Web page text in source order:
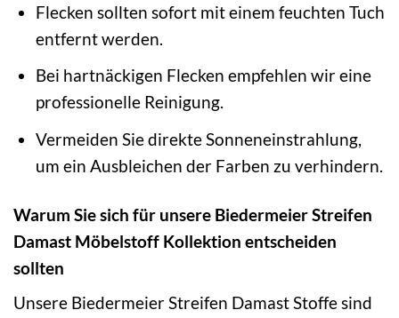
Flecken sollten sofort mit einem feuchten Tuch
entfernt werden.
Bei hartnäckigen Flecken empfehlen wir eine
professionelle Reinigung.
Vermeiden Sie direkte Sonneneinstrahlung,
um ein Ausbleichen der Farben zu verhindern.
Warum Sie sich für unsere Biedermeier Streifen
Damast Möbelstoff Kollektion entscheiden
sollten
Unsere Biedermeier Streifen Damast Stoffe sind